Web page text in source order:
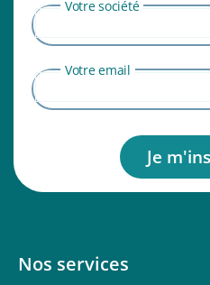
Votre société
Votre email
Nos services